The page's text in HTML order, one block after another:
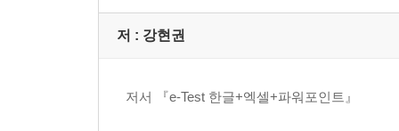
저 : 강현권
저서 『e-Test 한글+엑셀+파워포인트』